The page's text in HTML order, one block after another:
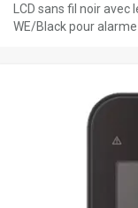
LCD sans fil noir
WE/Black pour